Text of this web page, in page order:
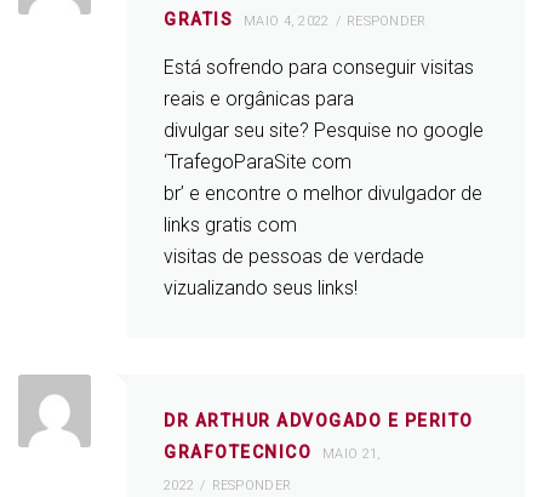
GRATIS
MAIO 4, 2022 RESPONDER
Está sofrendo para conseguir visitas
reais e orgânicas para
divulgar seu site? Pesquise no google
‘TrafegoParaSite com
br’ e encontre o melhor divulgador de
links gratis com
visitas de pessoas de verdade
vizualizando seus links!
DR ARTHUR ADVOGADO E PERITO
GRAFOTECNICO
MAIO 21,
2022
RESPONDER